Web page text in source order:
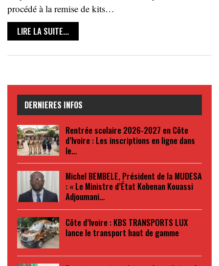
procédé à la remise de kits…
LIRE LA SUITE...
DERNIERES INFOS
Rentrée scolaire 2026-2027 en Côte
d’Ivoire : Les inscriptions en ligne dans
le…
Michel BEMBELE, Président de la MUDESA
: « Le Ministre d’État Kobenan Kouassi
Adjoumani…
Côte d’Ivoire : KBS TRANSPORTS LUX
lance le transport haut de gamme